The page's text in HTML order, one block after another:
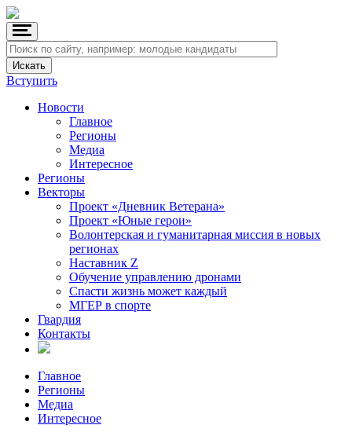
Вступить
Новости
Главное
Регионы
Медиа
Интересное
Регионы
Векторы
Проект «Дневник Ветерана»
Проект «Юные герои»
Волонтерская и гуманитарная миссия в новых
регионах
Наставник Z
Обучение управлению дронами
Спасти жизнь может каждый
МГЕР в спорте
Гвардия
Контакты
Главное
Регионы
Медиа
Интересное